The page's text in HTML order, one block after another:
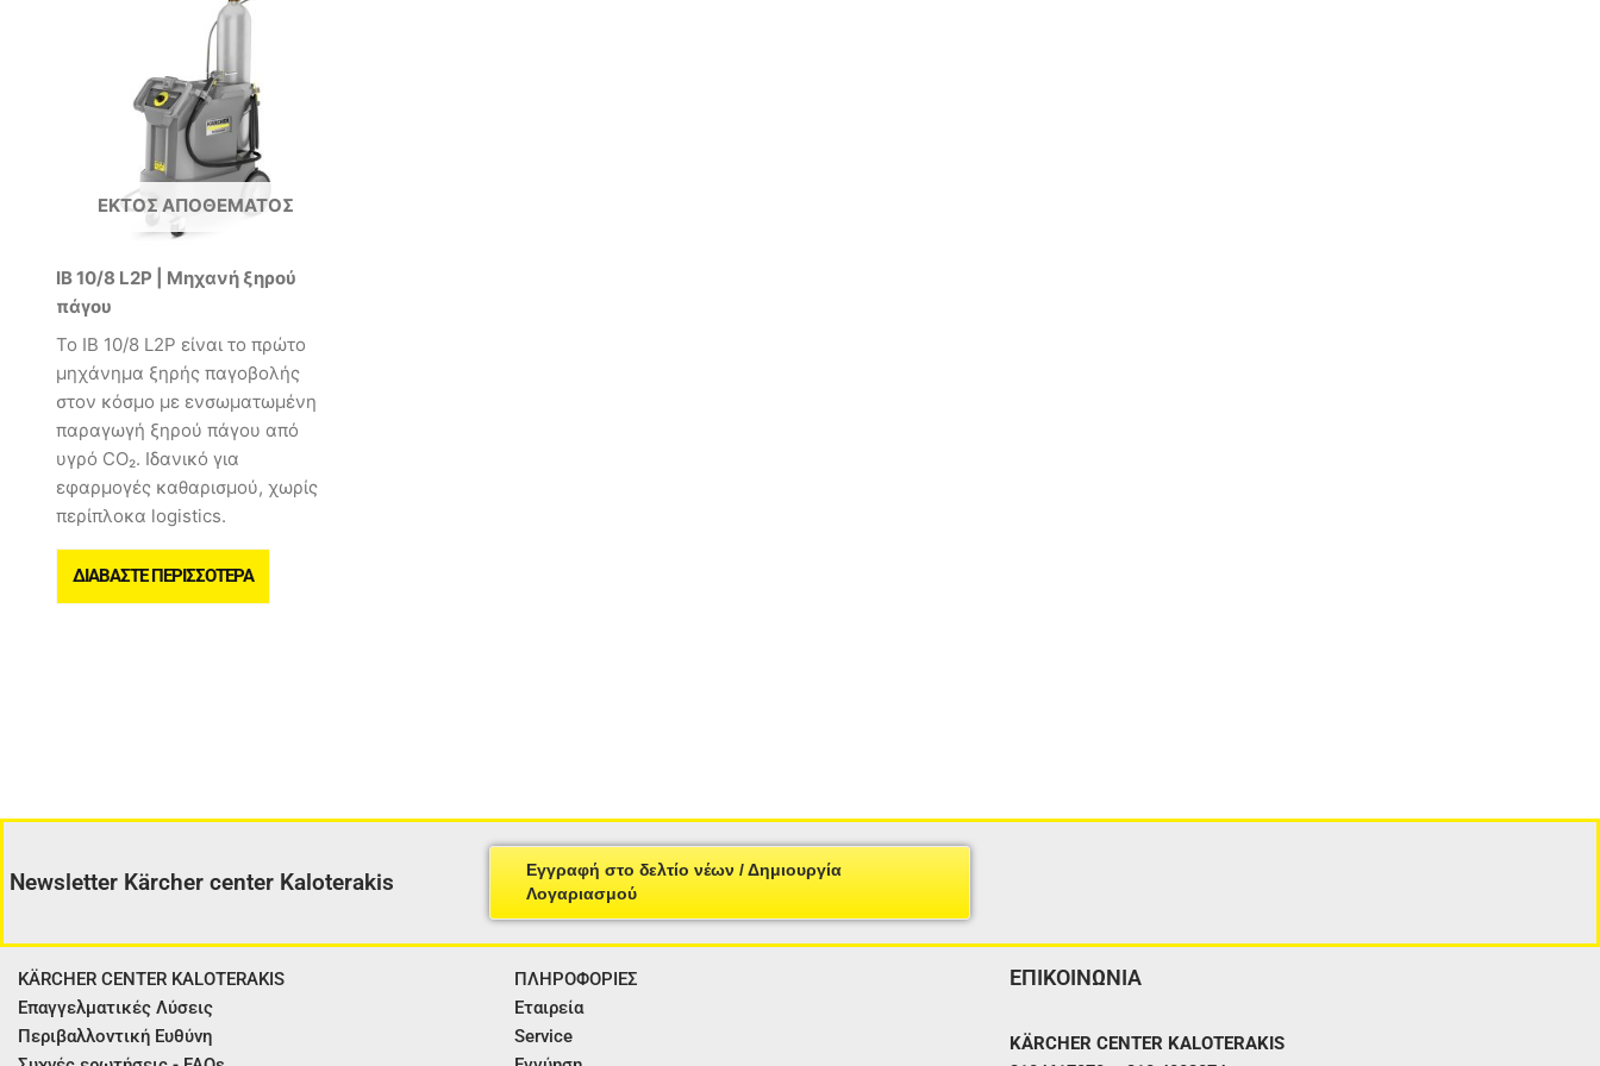
ΕΚΤΌΣ ΑΠΟΘΈΜΑΤΟΣ
IB 10/8 L2P | Μηχανή ξηρού
πάγου
Το IB 10/8 L2P είναι το πρώτο
μηχάνημα ξηρής παγοβολής
στον κόσμο με ενσωματωμένη
παραγωγή ξηρού πάγου από
υγρό CO₂. Ιδανικό για
εφαρμογές καθαρισμού, χωρίς
περίπλοκα logistics.
ΔΙΑΒΆΣΤΕ ΠΕΡΙΣΣΌΤΕΡΑ
Newsletter Kärcher center Kaloterakis
Εγγραφή στο δελτίο νέων / Δημιουργία
Λογαριασμού
KÄRCHER CENTER KALOTERAKIS
Επαγγελματικές Λύσεις
Περιβαλλοντική Ευθύνη
ΠΛΗΡΟΦΟΡΙΕΣ
Εταιρεία
Service
ΕΠΙΚΟΙΝΩΝΙΑ
KÄRCHER CENTER KALOTERAKIS